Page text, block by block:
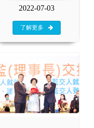
2022-07-03
了解更多